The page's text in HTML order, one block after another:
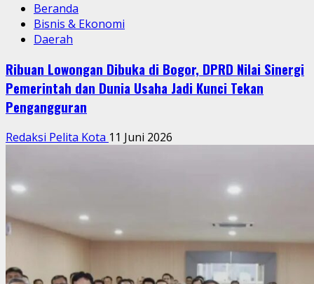
Beranda
Bisnis & Ekonomi
Daerah
Ribuan Lowongan Dibuka di Bogor, DPRD Nilai Sinergi
Pemerintah dan Dunia Usaha Jadi Kunci Tekan
Pengangguran
Redaksi Pelita Kota 11 Juni 2026